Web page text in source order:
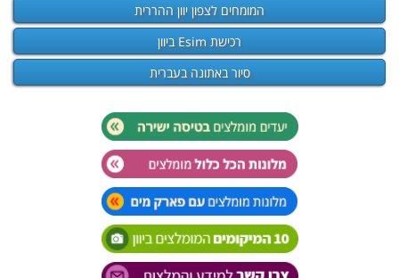
המומחים לצפון יוון ההררית
רכישת Esim ביוון
סיור באתונה בעברית